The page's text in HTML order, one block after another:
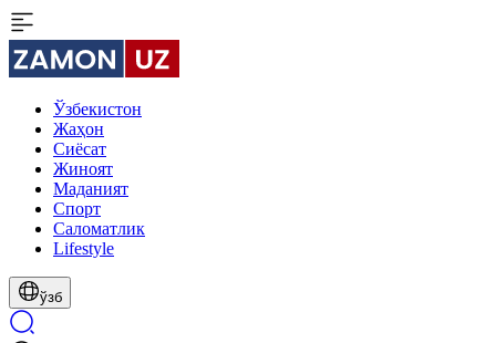
Ўзбекистон
Жаҳон
Сиёсат
Жиноят
Маданият
Спорт
Cаломатлик
Lifestyle
ўзб